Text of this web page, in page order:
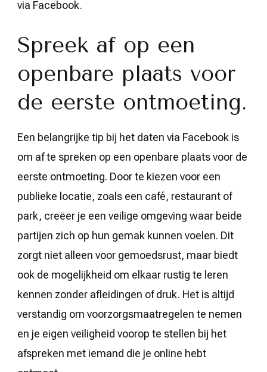
via Facebook.
Spreek af op een
openbare plaats voor
de eerste ontmoeting.
Een belangrijke tip bij het daten via Facebook is
om af te spreken op een openbare plaats voor de
eerste ontmoeting. Door te kiezen voor een
publieke locatie, zoals een café, restaurant of
park, creëer je een veilige omgeving waar beide
partijen zich op hun gemak kunnen voelen. Dit
zorgt niet alleen voor gemoedsrust, maar biedt
ook de mogelijkheid om elkaar rustig te leren
kennen zonder afleidingen of druk. Het is altijd
verstandig om voorzorgsmaatregelen te nemen
en je eigen veiligheid voorop te stellen bij het
afspreken met iemand die je online hebt